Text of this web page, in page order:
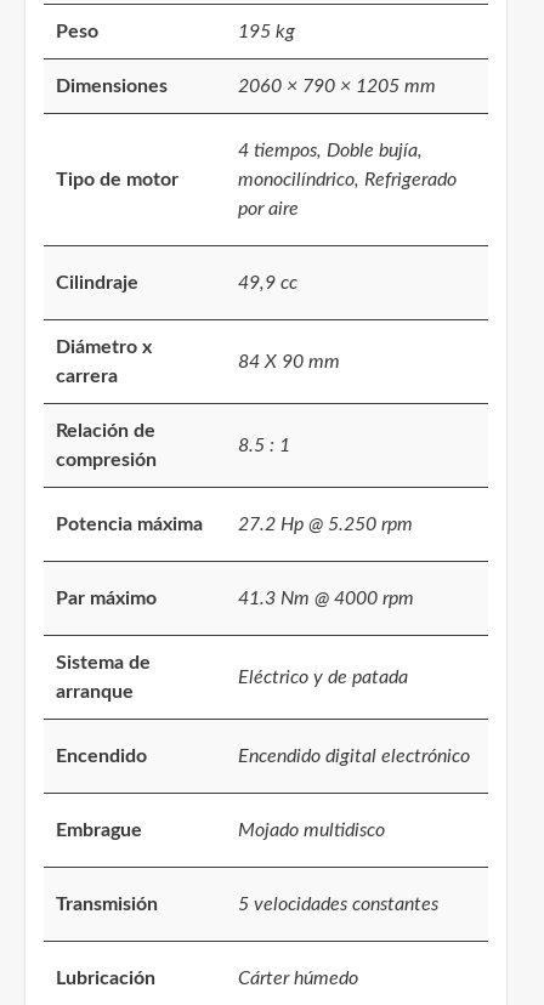
Peso 195 kg
Dimensiones 2060 × 790 × 1205 mm
Tipo de motor
4 tiempos, Doble bujía,
monocilíndrico, Refrigerado
por aire
Cilindraje 49,9 cc
Diámetro x
carrera
84 X 90 mm
Relación de
compresión
8.5 : 1
Potencia máxima 27.2 Hp @ 5.250 rpm
Par máximo 41.3 Nm @ 4000 rpm
Sistema de
arranque
Eléctrico y de patada
Encendido Encendido digital electrónico
Embrague Mojado multidisco
Transmisión 5 velocidades constantes
Lubricación Cárter húmedo